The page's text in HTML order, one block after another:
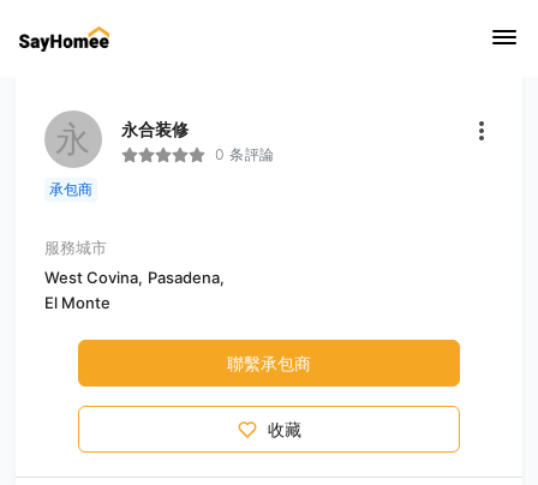
永 永合装修
0 条評論
承包商
服務城市
West Covina, Pasadena,
El Monte
聯繫承包商
收藏